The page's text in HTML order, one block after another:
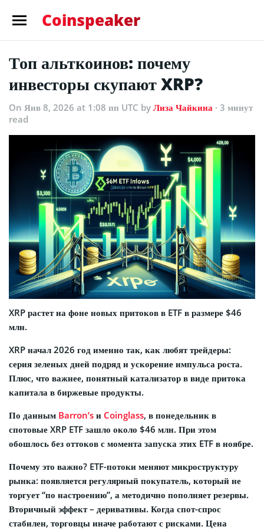
Coinspeaker
Топ альткоинов: почему
инвесторы скупают XRP?
On Янв 8, 2026 at 1:08 пп UTC by Лиза Чайкина · 3 минут
read
XRP растет на фоне новых притоков в ETF в размере $46
млн.
XRP начал 2026 год именно так, как любят трейдеры:
серия зеленых дней подряд и ускорение импульса роста.
Плюс, что важнее, понятный катализатор в виде притока
капитала в биржевые продукты.
По данным Barron’s и Coinglass, в понедельник в
спотовые XRP ETF зашло около $46 млн. При этом
обошлось без оттоков с момента запуска этих ETF в ноябре.
Почему это важно? ETF-потоки меняют микроструктуру
рынка: появляется регулярный покупатель, который не
торгует “по настроению”, а методично пополняет резервы.
Вторичный эффект – деривативы. Когда спот-спрос
стабилен, торговцы иначе работают с рисками. Цена